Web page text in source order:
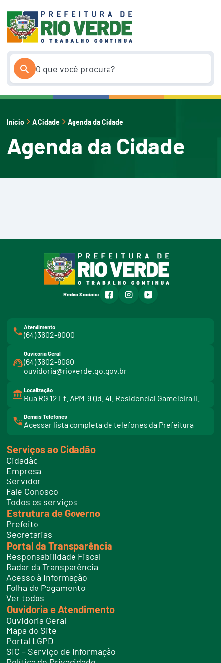
conteúdo
Início A Cidade Agenda da Cidade
Agenda da Cidade
Redes Sociais: facebookinstagramyoutube
Atendimento
(64) 3602-8000
Ouvidoria Geral
(64) 3602-8080
ouvidoria@rioverde.go.gov.br
Localização
Rua RG 12 Lt. APM-9 Qd. 41. Residencial Gameleira II.
Demais Telefones
Acessar lista completa de telefones da Prefeitura
i
t
e
l
f
o
e
s
Serviços ao Cidadão
Cidadão
Empresa
Servidor
Fale Conosco
Todos os serviços
Estrutura de Governo
Prefeito
Secretarias
Portal da Transparência
Responsabilidade Fiscal
Radar da Transparência
Acesso à Informação
Folha de Pagamento
Ver todos
Ouvidoria e Atendimento
Ouvidoria Geral
Mapa do Site
Portal LGPD
SIC – Serviço de Informação